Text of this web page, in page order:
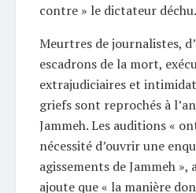
contre » le dictateur déchu.
Meurtres de journalistes,
escadrons de la mort,
extrajudiciaires et
griefs sont reprochés à
Jammeh. Les auditions «
nécessité d’ouvrir une
agissements de Jammeh
ajoute que « la manière